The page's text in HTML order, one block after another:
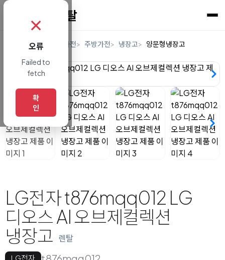
렌탈 디지털/가전 주방가전 냉장고 양문형냉장고
LG전자 t876mqq012 LG
디오스 AI 오브제컬렉션
냉장고 렌탈
LG전자
✗
오류
Failed to
fetch
확
인